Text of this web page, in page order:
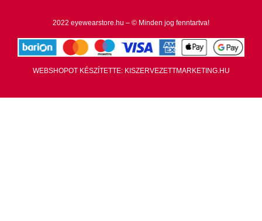
2022 eyewearstore.hu – © Minden jog fenntartva!
WEBSHOPOT KÉSZÍTETTE: KISZERVEZETTMARKETING.HU